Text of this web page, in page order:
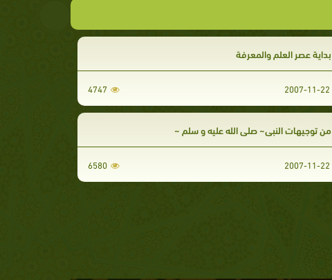
بداية عصر العلم والمعرفة
4747
من توجيهات النبي~ صلى الله عليه و سلم ~
6580